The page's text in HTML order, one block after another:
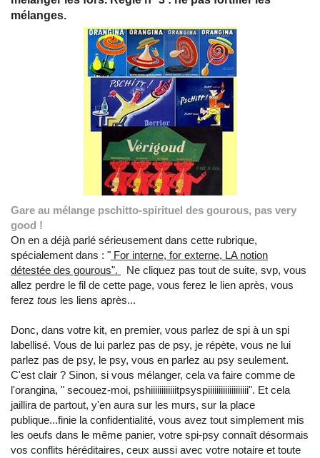
mélanges.
Gare au mélange pschitto-spirituel des gourous, pas very
good !
On en a déjà parlé sérieusement dans cette rubrique,
spécialement dans : " For interne, for externe, LA notion
détestée des gourous".
Ne cliquez pas tout de suite, svp, vous
allez perdre le fil de cette page, vous ferez le lien après, vous
ferez tous les liens après...
Donc, dans votre kit, en premier, vous parlez de spi à un spi
labellisé. Vous de lui parlez pas de psy, je répète, vous ne lui
parlez pas de psy, le psy, vous en parlez au psy seulement.
C'est clair ? Sinon, si vous mélanger, cela va faire comme de
l'orangina, " secouez-moi, pshiiiiiiiiiiiitpsyspiiiiiiiiiiiiiiiiiii". Et cela
jaillira de partout, y'en aura sur les murs, sur la place
publique...finie la confidentialité, vous avez tout simplement mis
les oeufs dans le même panier, votre spi-psy connaît désormais
vos conflits héréditaires, ceux aussi avec votre notaire et toute